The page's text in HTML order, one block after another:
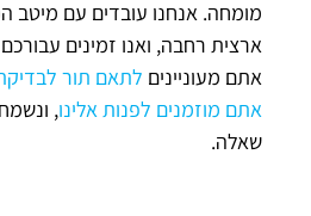
מומחה. אנחנו עובדים עם מיטב
אתם מעוניינים לתאם תור
אתם מוזמנים לפנות אלינו,
שאלה.